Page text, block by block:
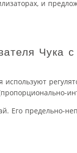
и
Чука
Его предельно-